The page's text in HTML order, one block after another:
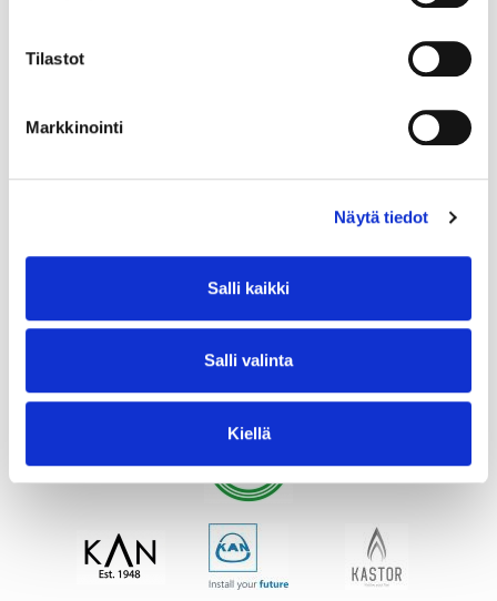
Tilastot
Markkinointi
Näytä tiedot
Salli kaikki
Salli valinta
Kiellä